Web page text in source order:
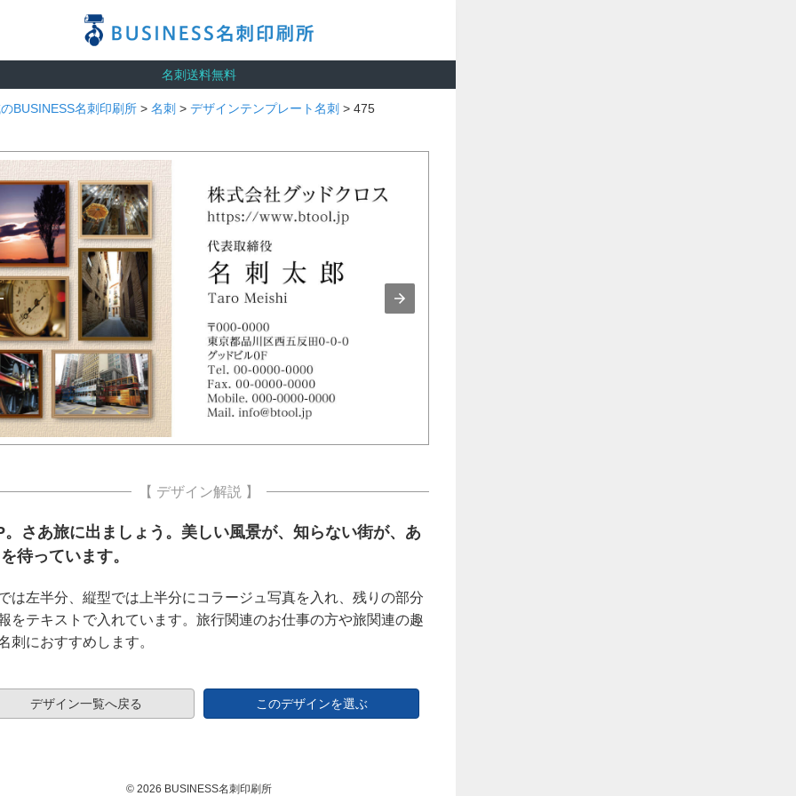
名刺送料無料
BUSINESS名刺印刷所 > 名刺 > デザインテンプレート名刺 > 475
【 デザイン解説 】
。さあ旅に出ましょう。美しい風景が、知らない街が、あ
待っています。
は左半分、縦型では上半分にコラージュ写真を入れ、残りの部分
をテキストで入れています。旅行関連のお仕事の方や旅関連の趣
刺におすすめします。
デザイン一覧へ戻る このデザインを選ぶ
© 2026 BUSINESS名刺印刷所